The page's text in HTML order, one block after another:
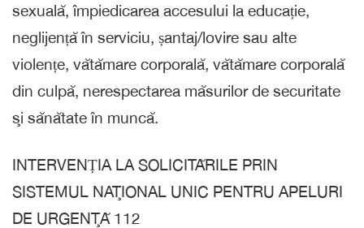
sexuală, împiedicarea accesului la educație,
neglijență în serviciu, șantaj/lovire sau alte
violențe, vătămare corporală, vătămare corporală
din culpă, nerespectarea măsurilor de securitate
şi sănătate în muncă.
INTERVENȚIA LA SOLICITĂRILE PRIN
SISTEMUL NAŢIONAL UNIC PENTRU APELURI
DE URGENŢĂ 112